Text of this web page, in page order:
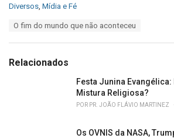
C
o
r
Diversos Mídia e Fé
:
O fim do mundo que não aconteceu
Relacionados
Festa Junina
Mistura Religiosa?
POR PR. JOÃO FLÁVIO MARTINEZ
Os OVNIS da NASA,